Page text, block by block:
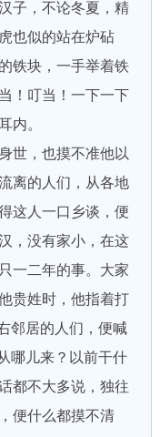
子，不论冬夏，精
也似的站在炉砧
铁块，一手举着铁
！叮当！一下一下
内。
，也摸不准他以
离的人们，从各地
这人一口乡谈，便
，没有家小，在这
一二年的事。大家
贵姓时，他指着打
邻居的人们，便喊
哪儿来？以前干什
都不大多说，独往
便什么都摸不清